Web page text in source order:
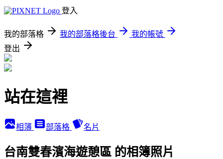
登入
我的部落格 我的部落格後台
我的帳號
登出
站在這裡
相簿 部落格 名片
台南雙春濱海遊憩區 的相簿照片